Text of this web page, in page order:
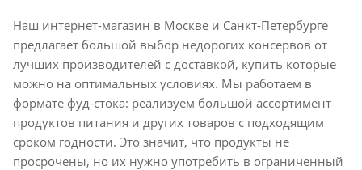
Наш интернет-магазин в Москве и Санкт-Петербурге
предлагает большой выбор недорогих консервов от
лучших производителей с доставкой, купить которые
можно на оптимальных условиях. Мы работаем в
формате фуд-стока: реализуем большой ассортимент
продуктов питания и других товаров с подходящим
сроком годности. Это значит, что продукты не
просрочены, но их нужно употребить в ограниченный